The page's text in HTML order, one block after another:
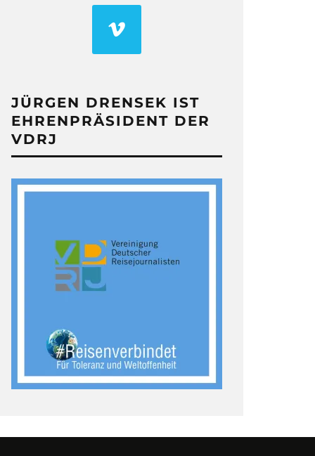
JÜRGEN DRENSEK IST
EHRENPRÄSIDENT DER
VDRJ